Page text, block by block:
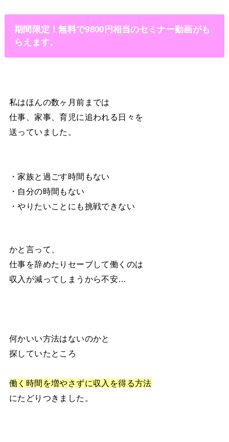
期間限定！無料で9800円相当のセミナー動画がも
らえます。
私はほんの数ヶ月前までは
仕事、家事、育児に追われる日々を
送っていました。
・家族と過ごす時間もない
・自分の時間もない
・やりたいことにも挑戦できない
かと言って、
仕事を辞めたりセーブして働くのは
収入が減ってしまうから不安…
何かいい方法はないのかと
探していたところ
働く時間を増やさずに収入を得る方法
にたどりつきました。